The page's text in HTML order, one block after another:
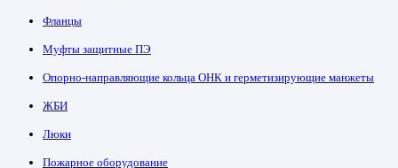
Фланцы
Муфты защитные ПЭ
Опорно-направляющие кольца ОНК и герметизирующие манжеты
ЖБИ
Люки
Пожарное оборудование